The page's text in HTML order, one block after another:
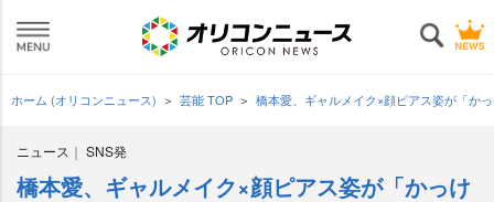
ホーム (オリコンニュース) 芸能 TOP 橋本愛、ギャルメイク×顔ピアス姿が「か
ニュース SNS発
橋本愛、ギャルメイク×顔ピアス姿が「かっけ